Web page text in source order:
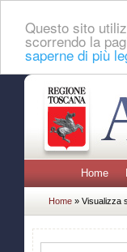
Questo sito
scorrendo la
saperne di più
Home
Home » Visualizza